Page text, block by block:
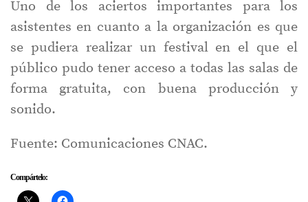
Uno de los aciertos importantes para los
asistentes en cuanto a la organización es que
se pudiera realizar un festival en el que el
público pudo tener acceso a todas las salas de
forma gratuita, con buena producción y
sonido.
Fuente: Comunicaciones CNAC.
Compártelo: